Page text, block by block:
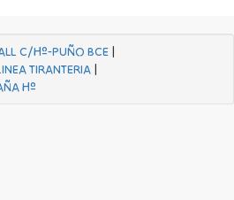
C/Hº-PUÑO BCE|
TIRANTERIA |
Hº